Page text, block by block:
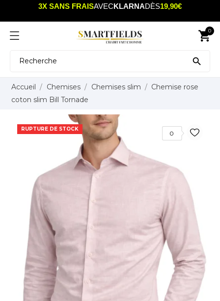
3X SANS FRAISAVECKLARNADÈS19,90€
shopping_cart
0

Accueil Chemises Chemises slim
Chemise rose
coton slim Bill Tornade
RUPTURE DE STOCK
0